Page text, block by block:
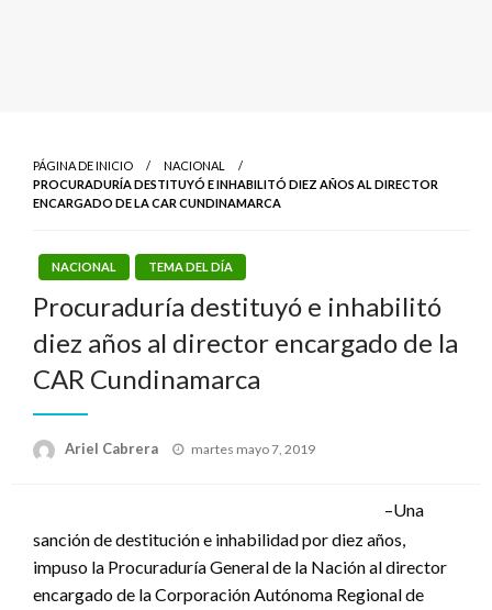
PÁGINA DE INICIO
NACIONAL
PROCURADURÍA DESTITUYÓ E INHABILITÓ DIEZ AÑOS AL DIRECTOR
ENCARGADO DE LA CAR CUNDINAMARCA
NACIONAL TEMA DEL DÍA
Procuraduría destituyó e inhabilitó
diez años al director encargado de la
CAR Cundinamarca
Ariel Cabrera
Publicado
martes mayo 7, 2019
–Una
sanción de destitución e inhabilidad por diez años,
impuso la Procuraduría General de la Nación al director
encargado de la Corporación Autónoma Regional de